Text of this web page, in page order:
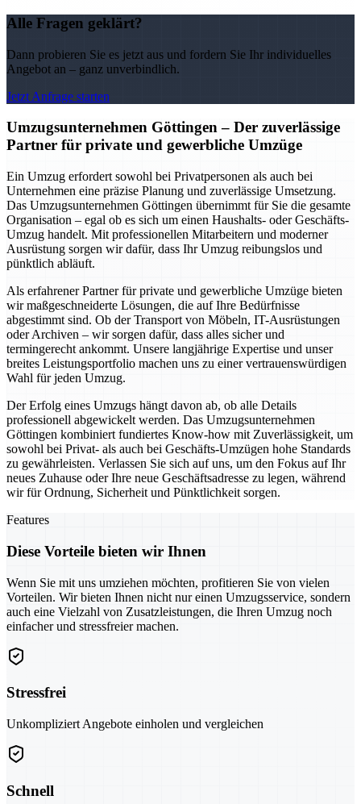
Alle Fragen geklärt?
Dann probieren Sie es jetzt aus und fordern Sie Ihr individuelles
Angebot an – ganz unverbindlich.
Jetzt Anfrage starten
Umzugsunternehmen Göttingen – Der zuverlässige
Partner für private und gewerbliche Umzüge
Ein Umzug erfordert sowohl bei Privatpersonen als auch bei
Unternehmen eine präzise Planung und zuverlässige Umsetzung.
Das Umzugsunternehmen Göttingen übernimmt für Sie die gesamte
Organisation – egal ob es sich um einen Haushalts- oder Geschäfts-
Umzug handelt. Mit professionellen Mitarbeitern und moderner
Ausrüstung sorgen wir dafür, dass Ihr Umzug reibungslos und
pünktlich abläuft.
Als erfahrener Partner für private und gewerbliche Umzüge bieten
wir maßgeschneiderte Lösungen, die auf Ihre Bedürfnisse
abgestimmt sind. Ob der Transport von Möbeln, IT-Ausrüstungen
oder Archiven – wir sorgen dafür, dass alles sicher und
termingerecht ankommt. Unsere langjährige Expertise und unser
breites Leistungsportfolio machen uns zu einer vertrauenswürdigen
Wahl für jeden Umzug.
Der Erfolg eines Umzugs hängt davon ab, ob alle Details
professionell abgewickelt werden. Das Umzugsunternehmen
Göttingen kombiniert fundiertes Know-how mit Zuverlässigkeit, um
sowohl bei Privat- als auch bei Geschäfts-Umzügen hohe Standards
zu gewährleisten. Verlassen Sie sich auf uns, um den Fokus auf Ihr
neues Zuhause oder Ihre neue Geschäftsadresse zu legen, während
wir für Ordnung, Sicherheit und Pünktlichkeit sorgen.
Features
Diese Vorteile bieten wir Ihnen
Wenn Sie mit uns umziehen möchten, profitieren Sie von vielen
Vorteilen. Wir bieten Ihnen nicht nur einen Umzugsservice, sondern
auch eine Vielzahl von Zusatzleistungen, die Ihren Umzug noch
einfacher und stressfreier machen.
Stressfrei
Unkompliziert Angebote einholen und vergleichen
Schnell